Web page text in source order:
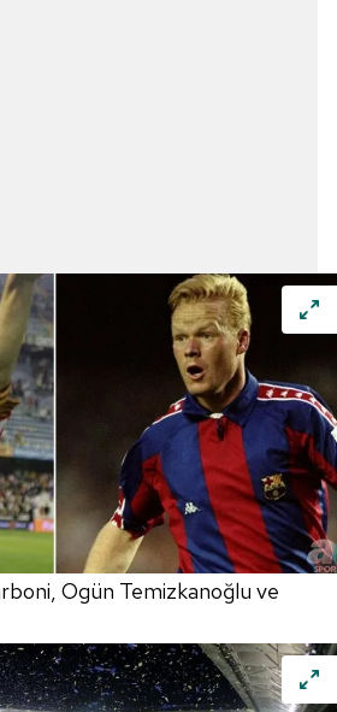
Ogün Temizkanoğlu ve